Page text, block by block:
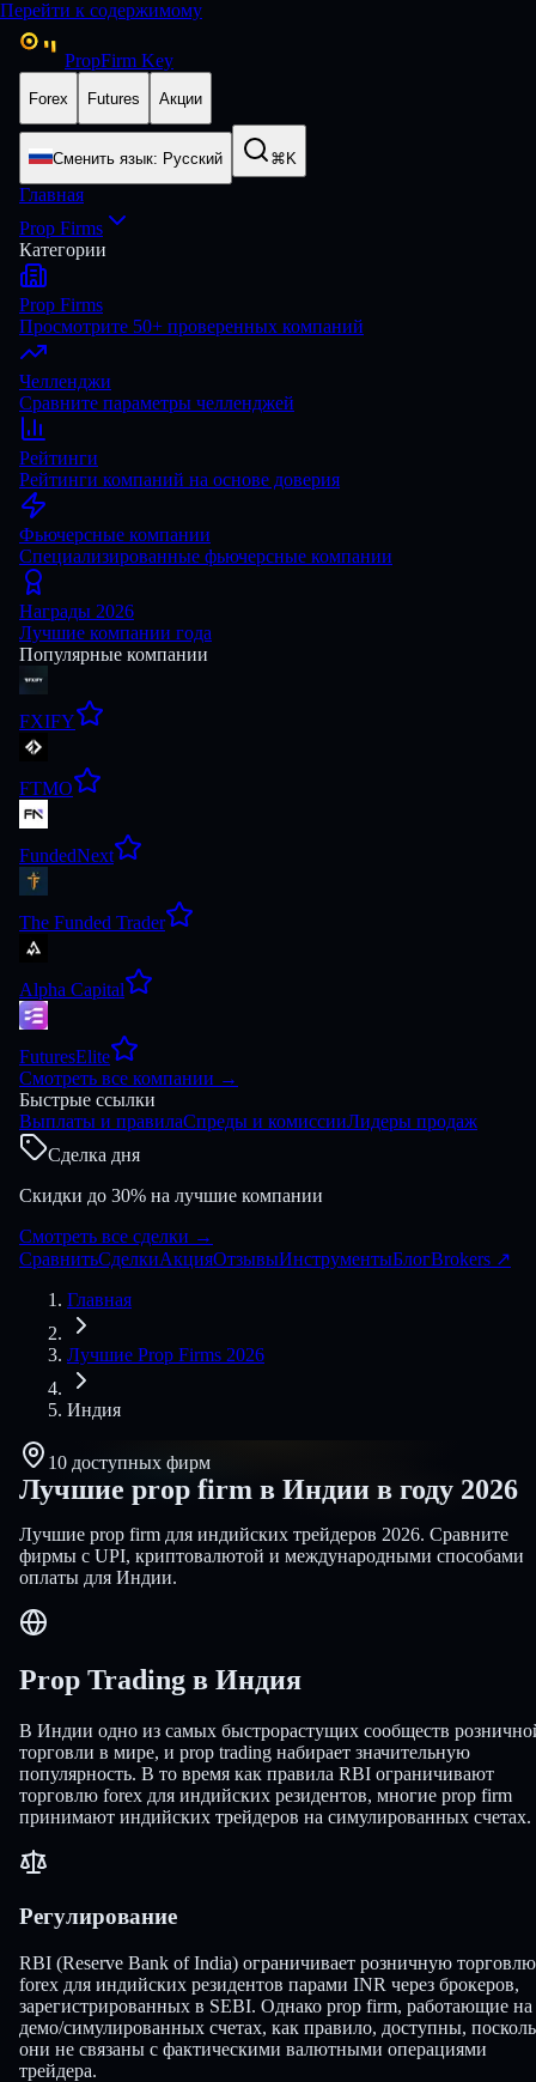
Перейти к содержимому
PropFirm Key
Forex Futures Акции
Сменить язык: Русский ⌘K
Главная
Prop Firms
Категории
Prop Firms
Просмотрите 50+ проверенных компаний
Челленджи
Сравните параметры челленджей
Рейтинги
Рейтинги компаний на основе доверия
Фьючерсные компании
Специализированные фьючерсные компании
Награды 2026
Лучшие компании года
Популярные компании
FXIFY
FTMO
FundedNext
The Funded Trader
Alpha Capital
FuturesElite
Смотреть все компании →
Быстрые ссылки
Выплаты и правилаСпреды и комиссииЛидеры продаж
Сделка дня
Скидки до 30% на лучшие компании
Смотреть все сделки →
СравнитьСделкиАкцияОтзывыИнструментыБлогBrokers ↗
Главная
Лучшие Prop Firms 2026
Индия
10 доступных фирм
Лучшие prop firm в Индии в году 2026
Лучшие prop firm для индийских трейдеров 2026. Сравните
фирмы с UPI, криптовалютой и международными способами
оплаты для Индии.
Prop Trading в Индия
В Индии одно из самых быстрорастущих сообществ
торговли в мире, и prop trading набирает значительную
популярность. В то время как правила RBI ограничивают
торговлю forex для индийских резидентов, многие prop firm
принимают индийских трейдеров на симулированных счетах.
Регулирование
RBI (Reserve Bank of India) ограничивает розничную торговлю
forex для индийских резидентов парами INR через брокеров,
зарегистрированных в SEBI. Однако prop firm, работающие на
демо/симулированных счетах, как правило, доступны,
они не связаны с фактическими валютными операциями
трейдера.